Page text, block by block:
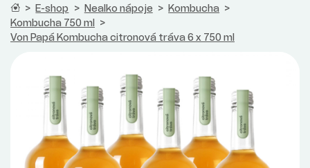
Domů
> E-shop > Nealko nápoje > Kombucha >
Kombucha 750 ml >
Von Papá Kombucha citronová tráva 6 x 750 ml